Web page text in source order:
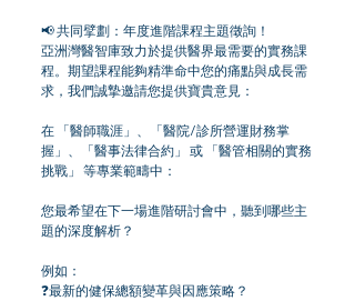
📢 共同擘劃：年度進階課程主題徵詢！
亞洲灣醫智庫致力於提供醫界最需要的實務課
程。期望課程能夠精準命中您的痛點與成長需
求，我們誠摯邀請您提供寶貴意見：
在 「醫師職涯」、「醫院/診所營運財務掌
握」、「醫事法律合約」 或 「醫管相關的實務
挑戰」 等專業範疇中：
您最希望在下一場進階研討會中，聽到哪些主
題的深度解析？
例如：
❓最新的健保總額變革與因應策略？